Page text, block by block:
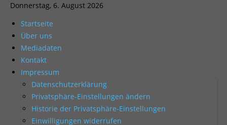
Donnerstag, 6. August 2026
Startseite
Über uns
Mediadaten
Kontakt
Impressum
Datenschutzerklärung
Privatsphäre-Einstellungen ändern
Historie der Privatsphäre-Einstellungen
Einwilligungen widerrufen